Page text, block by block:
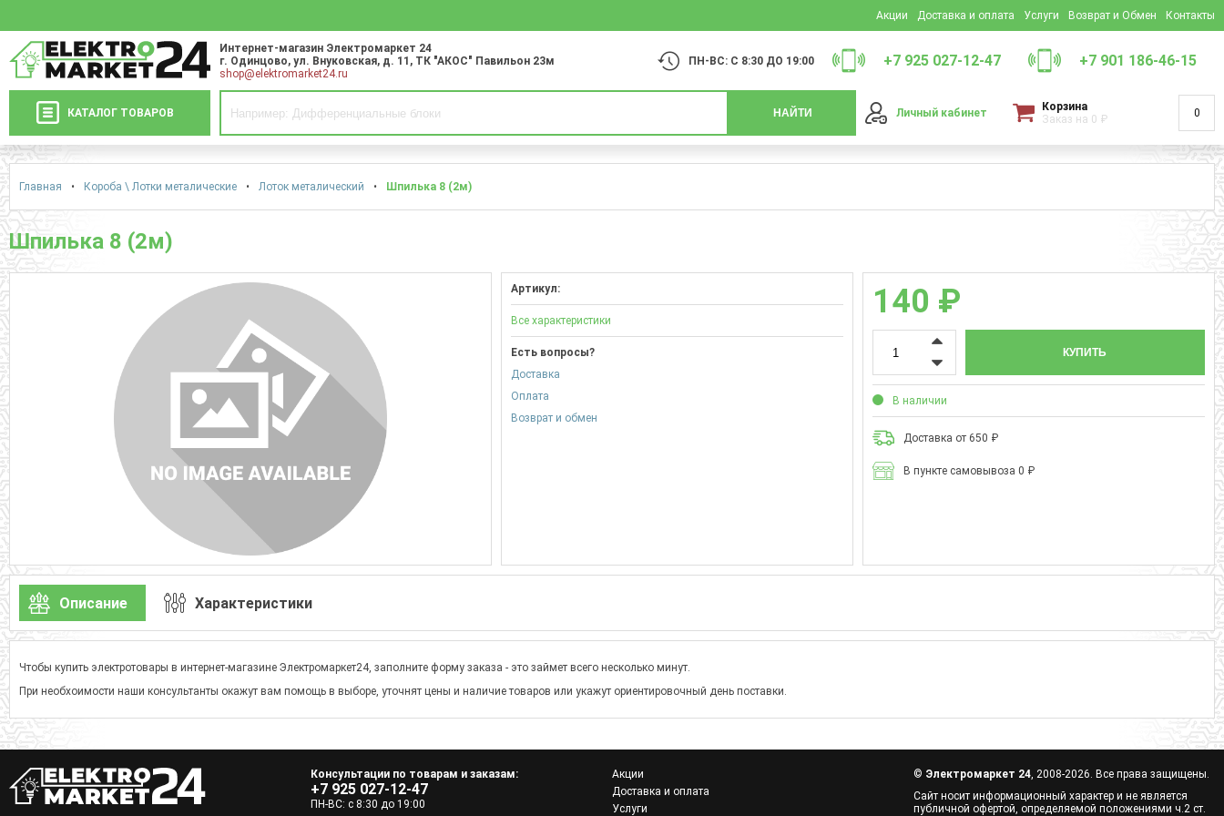
Акции Доставка и оплата Услуги Возврат и Обмен Контакты
Интернет-магазин Электромаркет 24
г. Одинцово, ул. Внуковская, д. 11 , ТК "АКОС" Павильон 23м
shop@elektromarket24.ru
ПН-ВС: С 8:30 ДО 19:00 +7 925 027-12-47 +7 901 186-46-15
КАТАЛОГ ТОВАРОВ НАЙТИ Личный кабинет
Корзина
Заказ на 0 ₽ 0
Главная • Короба \ Лотки металические • Лоток металический • Шпилька 8 (2м)
Шпилька 8 (2м)
Артикул:
Все характеристики
Есть вопросы?
Доставка
Оплата
Возврат и обмен
140 ₽
КУПИТЬ
В наличии
Доставка от 650 ₽
В пункте самовывоза 0 ₽
Описание Характеристики
Чтобы купить электротовары в интернет-магазине Электромаркет24, заполните форму заказа - это займет всего несколько минут.
При необхоимости наши консультанты окажут вам помощь в выборе, уточнят цены и наличие товаров или укажут ориентировочный день поставки.
Консультации по товарам и заказам:
+7 925 027-12-47
ПН-ВС: с 8:30 до 19:00
Акции
Доставка и оплата
Услуги
© Электромаркет 24, 2008-2026. Все права защищены.
Сайт носит информационный характер и не является
публичной офертой, определяемой положениями ч.2 ст.